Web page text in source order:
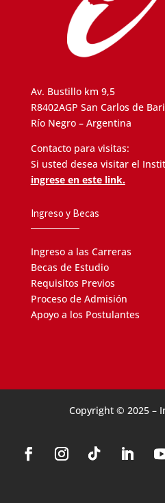
Av. Bustillo km 9,5
R8402AGP San Carlos de
Río Negro – Argentina
Contacto para visitas:
Si usted desea visitar el
ingrese en este link.
Ingreso y Becas
Ingreso a las Carreras
Becas de Estudio
Requisitos Previos
Proceso de Admisión
Apoyo a los Postulantes
Copyright © 2025 –